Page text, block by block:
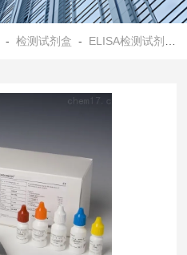
-检测试剂盒 - ELISA检测试剂盒